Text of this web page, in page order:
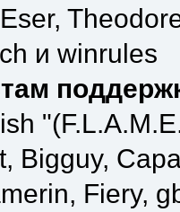
и winrules
Bigguy,
Fiery,